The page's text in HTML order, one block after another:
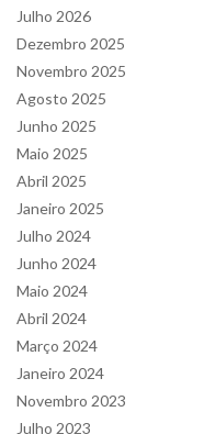
Julho 2026
Dezembro 2025
Novembro 2025
Agosto 2025
Junho 2025
Maio 2025
Abril 2025
Janeiro 2025
Julho 2024
Junho 2024
Maio 2024
Abril 2024
Março 2024
Janeiro 2024
Novembro 2023
Julho 2023